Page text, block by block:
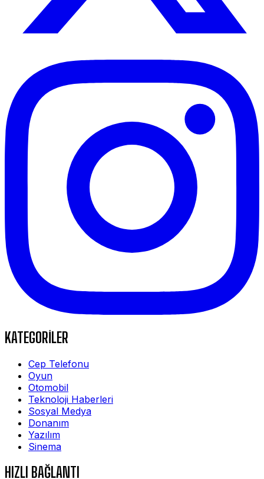
KATEGORİLER
Cep Telefonu
Oyun
Otomobil
Teknoloji Haberleri
Sosyal Medya
Donanım
Yazılım
Sinema
HIZLI BAĞLANTI